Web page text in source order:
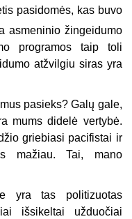
pasidomės, kas buvo
asmeninio žingeidumo
programos taip toli
atžvilgiu siras yra
pasieks? Galų gale,
mums didelė vertybė.
griebiasi pacifistai ir
mažiau. Tai, mano
yra tas politizuotas
išsikeltai užduočiai